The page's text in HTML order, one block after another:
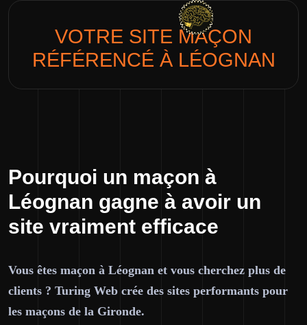
VOTRE SITE MAÇON
RÉFÉRENCÉ À LÉOGNAN
Pourquoi un maçon à
Léognan gagne à avoir un
site vraiment efficace
Vous êtes maçon à Léognan et vous cherchez plus de
clients ? Turing Web crée des sites performants pour
les maçons de la Gironde.